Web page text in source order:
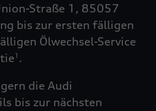
Straße 1, 85057
bis zur ersten fälligen
Ölwechsel-Service
1 .
die Audi
bis zur nächsten